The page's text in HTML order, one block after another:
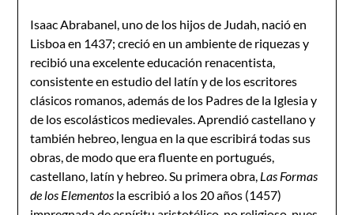
Isaac Abrabanel, uno de los hijos de Judah, nació en
Lisboa en 1437; creció en un ambiente de riquezas y
recibió una excelente educación renacentista,
consistente en estudio del latín y de los escritores
clásicos romanos, además de los Padres de la Iglesia y
de los escolásticos medievales. Aprendió castellano y
también hebreo, lengua en la que escribirá todas sus
obras, de modo que era fluente en portugués,
castellano, latín y hebreo. Su primera obra, Las Formas
de los Elementos la escribió a los 20 años (1457)